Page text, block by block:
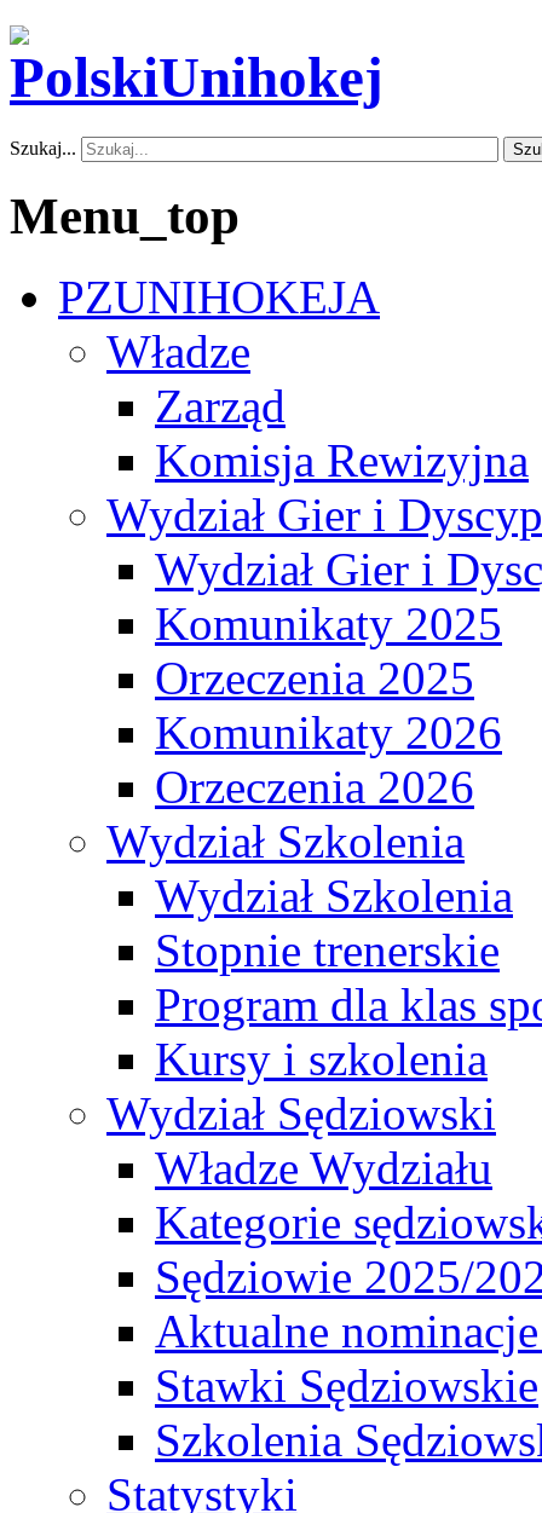
Szukaj...
Menu_top
PZUNIHOKEJA
Władze
Zarząd
Komisja Rewizyjna
Wydział Gier i
Wydział Gier i
Komunikaty 2025
Orzeczenia 2025
Komunikaty 2026
Orzeczenia 2026
Wydział Szkolenia
Wydział Szkolenia
Stopnie trenerskie
Program dla klas
Kursy i szkolenia
Wydział Sędziowski
Władze Wydziału
Kategorie
Sędziowie 2025/
Aktualne
Stawki Sędziowskie
Szkolenia
Statystyki